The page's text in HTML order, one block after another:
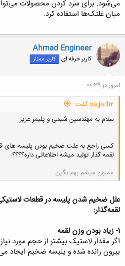
می‌شود. برای سرد کردن محصولات
میان غلتک‌ها استفاده کرد.
Ahmad Engineer
کاربر حرفه ای کاربر ممتاز
امروز در 00:39
sajjad12 گفت:
سلام به مهندسین شیمی و پلیمر عزیز
کسی راجع به علت ضخیم بودن پلیسه های
لقمه گذار تولید میشه اطلاعاتی داره؟؟؟؟
ممنون میشم بهم بگین
علل ضخیم شدن پلیسه در قطعات
لقمه‌گذار:
1- زیاد بودن وزن لقمه
اگر مقدار لاستیک بیشتر از حجم مورد
بیرون رانده شده و پلیسه ضخیم ایجاد